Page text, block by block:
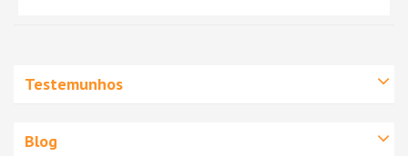
Testemunhos
Blog